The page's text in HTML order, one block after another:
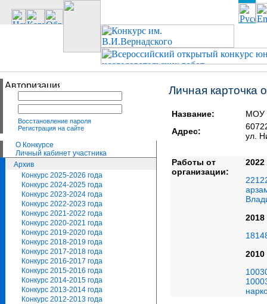
Восстановление пароля
Регистрация на сайте
О Конкурсе
Личный кабинет участника
Архив
Конкурс 2025-2026 года
Конкурс 2024-2025 года
Конкурс 2023-2024 года
Конкурс 2022-2023 года
Конкурс 2021-2022 года
Конкурс 2020-2021 года
Конкурс 2019-2020 года
Конкурс 2018-2019 года
Конкурс 2017-2018 года
Конкурс 2016-2017 года
Конкурс 2015-2016 года
Конкурс 2014-2015 года
Конкурс 2013-2014 года
Конкурс 2012-2013 года
Личная карточка
Название:
МОУ
Адрес:
ул.
Работы от
организации:
2022
2018
2010